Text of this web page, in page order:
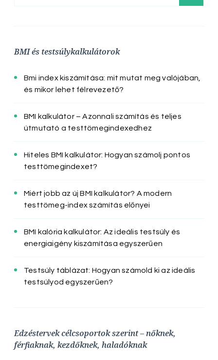
BMI és testsúlykalkulátorok
Bmi index kiszámítása: mit mutat meg valójában,
és mikor lehet félrevezető?
BMI kalkulátor – Azonnali számítás és teljes
útmutató a testtömegindexedhez
Hiteles BMI kalkulátor: Hogyan számolj pontos
testtömegindexet?
Miért jobb az új BMI kalkulátor? A modern
testtömeg-index számítás előnyei
BMI kalória kalkulátor: Az ideális testsúly és
energiaigény kiszámítása egyszerűen
Testsúly táblázat: Hogyan számold ki az ideális
testsúlyod egyszerűen?
Edzéstervek célcsoportok szerint – nőknek,
férfiaknak, kezdőknek, haladóknak